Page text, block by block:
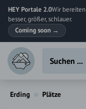
HEY Portale 2.0Wir
besser, größer, schlauer.
Coming soon →
Erding Plätze